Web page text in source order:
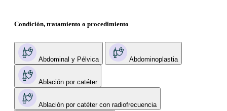
Condición, tratamiento o procedimiento
Abdominal y Pélvica Abdominoplastia
Ablación por catéter
Ablación por catéter con radiofrecuencia